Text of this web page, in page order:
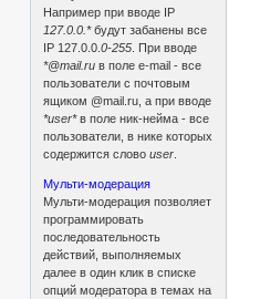
Например при вводе IP
127.0.0.*будут забанены все
IP 127.0.0.0-255 . При вводе
*@mail.ru в поле e-mail - все
пользователи с почтовым
ящиком @mail.ru, а при вводе
*user*в поле ник-нейма - все
пользователи, в нике которых
содержится словоuser
Мульти-модерация
Мульти-модерация позволяет
программировать
последовательность
действий, выполняемых
далее в один клик в списке
опций модератора в темах на